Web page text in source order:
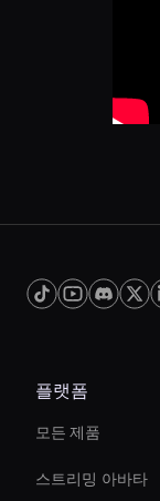
플랫폼
모든 제품
스트리밍 아바타